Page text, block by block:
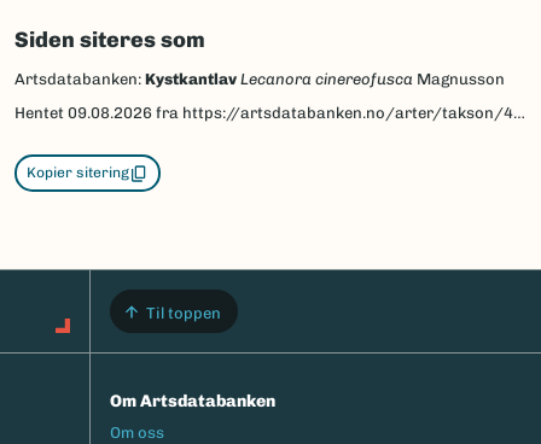
Siden siteres som
Artsdatabanken: Kystkantlav Lecanora cinereofusca Magnusson
Hentet 09.08.2026 fra https://artsdatabanken.no/arter/takson/45856
Kopier sitering
Til toppen
Om Artsdatabanken
Footermeny
Om oss